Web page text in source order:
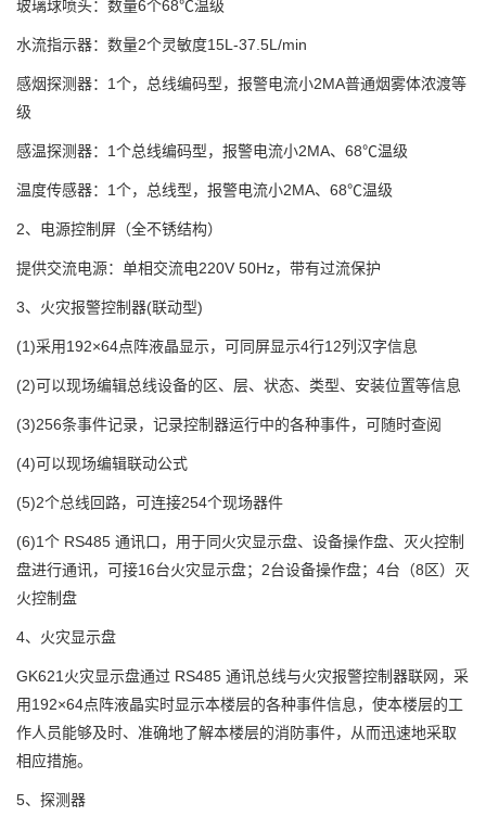
玻璃球喷头：数量6个68℃温级
水流指示器：数量2个灵敏度15L-37.5L/min
感烟探测器：1个，总线编码型，报警电流小2MA普通烟雾体浓渡等
级
感温探测器：1个总线编码型，报警电流小2MA、68℃温级
温度传感器：1个，总线型，报警电流小2MA、68℃温级
2、电源控制屏（全不锈结构）
提供交流电源：单相交流电220V 50Hz，带有过流保护
3、火灾报警控制器(联动型)
(1)采用192×64点阵液晶显示，可同屏显示4行12列汉字信息
(2)可以现场编辑总线设备的区、层、状态、类型、安装位置等信息
(3)256条事件记录，记录控制器运行中的各种事件，可随时查阅
(4)可以现场编辑联动公式
(5)2个总线回路，可连接254个现场器件
(6)1个 RS485 通讯口，用于同火灾显示盘、设备操作盘、灭火控制
盘进行通讯，可接16台火灾显示盘；2台设备操作盘；4台（8区）灭
火控制盘
4、火灾显示盘
GK621火灾显示盘通过 RS485 通讯总线与火灾报警控制器联网，采
用192×64点阵液晶实时显示本楼层的各种事件信息，使本楼层的工
作人员能够及时、准确地了解本楼层的消防事件，从而迅速地采取
相应措施。
5、探测器